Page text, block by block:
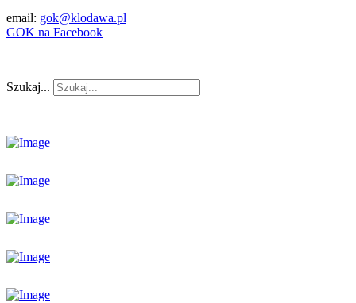
email: gok@klodawa.pl
GOK na Facebook
Szukaj...